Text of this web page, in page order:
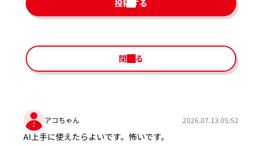
投稿する
閉じる
アコちゃん 2026.07.13 05:52
AI上手に使えたらよいです。怖いです。